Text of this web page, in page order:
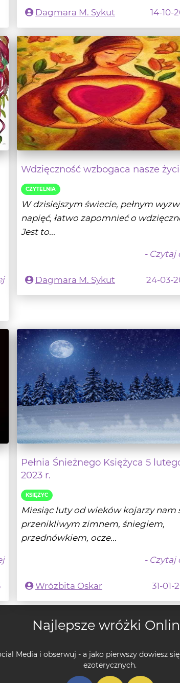
Wdzięczność wzbogaca nasze
W dzisiejszym świecie, pełnym
napięć, łatwo zapomnieć o
Jest to...
- Czytaj
Pełnia Śnieżnego Księżyca 5
2023 r.
KSIĘŻYC
Miesiąc luty od wieków kojarzy nam
przenikliwym zimnem, śniegiem,
przednówkiem, ocze...
- Czytaj
Najlepsze wróżki
Media i obserwuj - a jako pierwszy dowiesz
ezoterycznych.